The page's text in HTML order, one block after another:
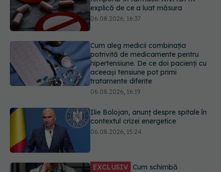
potrivită de medicamente pentru
hipertensiune. De ce doi pacienți cu
06.08.2026, 16:19
Ilie Bolojan, anunț despre spitale în
contextul crizei energetice
EXCLUSIV Cum schimbă
Inteligența Artificială relația dintre